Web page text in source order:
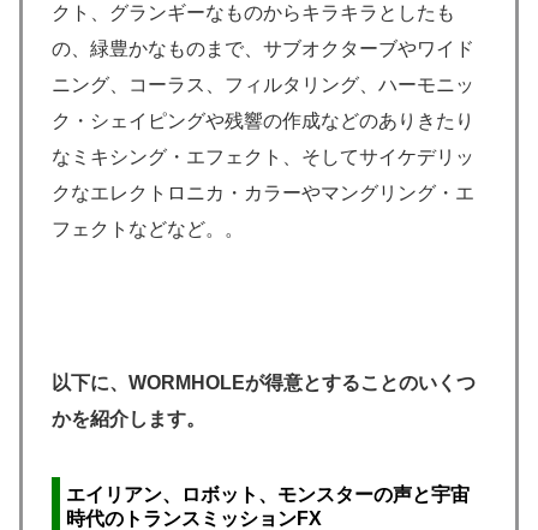
クト、グランギーなものからキラキラとしたも
の、緑豊かなものまで、サブオクターブやワイド
ニング、コーラス、フィルタリング、ハーモニッ
ク・シェイピングや残響の作成などのありきたり
なミキシング・エフェクト、そしてサイケデリッ
クなエレクトロニカ・カラーやマングリング・エ
フェクトなどなど。。
以下に、WORMHOLEが得意とすることのいくつ
かを紹介します。
エイリアン、ロボット、モンスターの声と宇宙
時代のトランスミッションFX